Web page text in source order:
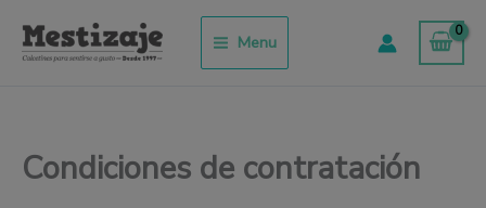
contenu
Menu
Condiciones de contratación